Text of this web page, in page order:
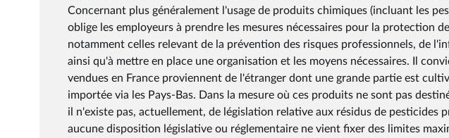
Concernant plus généralement l'usage de produits chimiques (incluant les
oblige les employeurs à prendre les mesures nécessaires pour la protection
notamment celles relevant de la prévention des risques professionnels, de
ainsi qu'à mettre en place une organisation et les moyens nécessaires. Il
vendues en France proviennent de l'étranger dont une grande partie est
importée via les Pays-Bas. Dans la mesure où ces produits ne sont pas
il n'existe pas, actuellement, de législation relative aux résidus de pesticides
aucune disposition législative ou réglementaire ne vient fixer des limites